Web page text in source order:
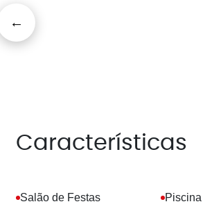
Características
Salão de Festas Piscina